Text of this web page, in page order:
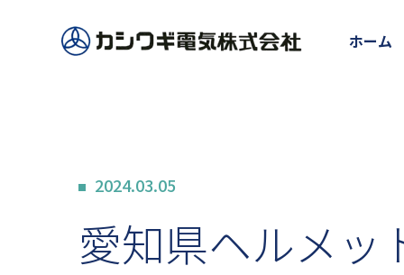
ホーム
2024.03.05
愛知県ヘルメッ